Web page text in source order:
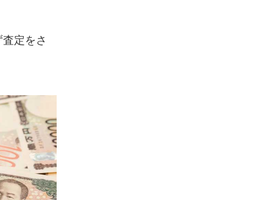
定をさ